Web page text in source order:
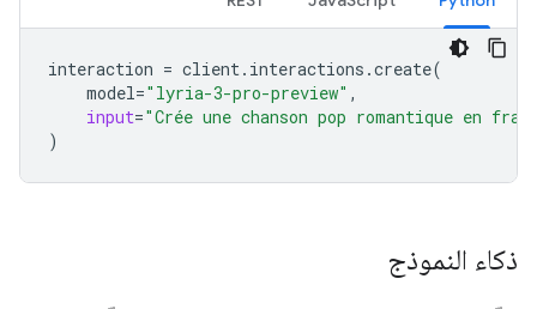
interaction = client. interactions .create(
model="lyria-3-pro-preview" ,
input="Crée une chanson pop romantique en
)
ذكاء النموذج